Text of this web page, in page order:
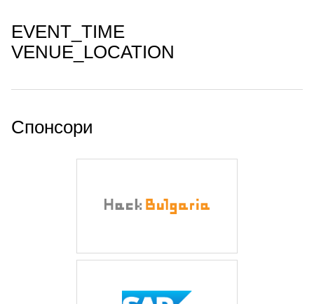
EVENT_TIME
VENUE_LOCATION
Спонсори